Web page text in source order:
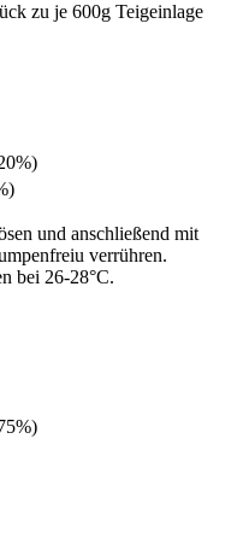
zu je 600g Teigeinlage
und anschließend mit
verrühren.
bei 26-28°C.